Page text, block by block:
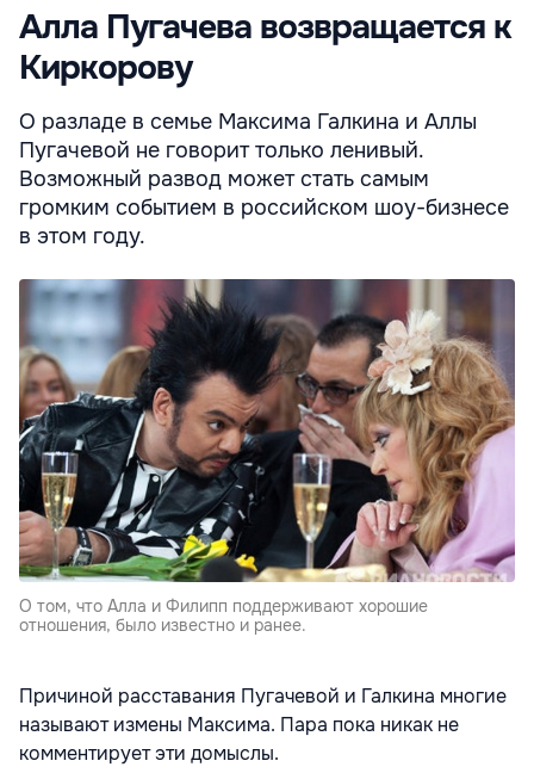
Алла Пугачева возвращается к
Киркорову
О разладе в семье Максима Галкина и Аллы
Пугачевой не говорит только ленивый.
Возможный развод может стать самым
громким событием в российском шоу-бизнесе
в этом году.
О том, что Алла и Филипп поддерживают хорошие
отношения, было известно и ранее.
Причиной расставания Пугачевой и Галкина многие
называют измены Максима. Пара пока никак не
комментирует эти домыслы.